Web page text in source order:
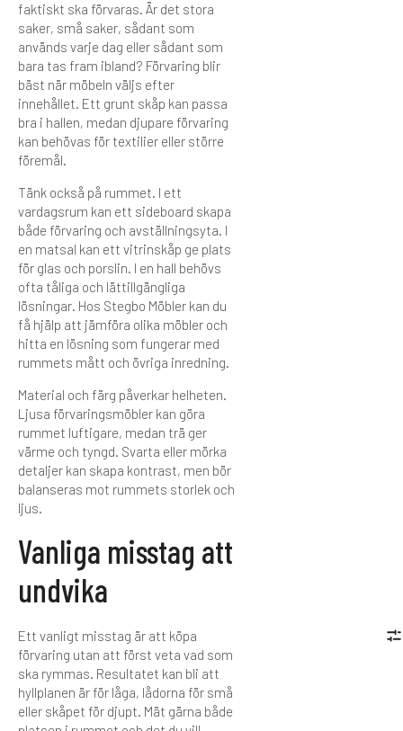
faktiskt ska förvaras. Är det stora
saker, små saker, sådant som
används varje dag eller sådant som
bara tas fram ibland? Förvaring blir
bäst när möbeln väljs efter
innehållet. Ett grunt skåp kan passa
bra i hallen, medan djupare förvaring
kan behövas för textilier eller större
föremål.
Tänk också på rummet. I ett
vardagsrum kan ett sideboard skapa
både förvaring och avställningsyta. I
en matsal kan ett vitrinskåp ge plats
för glas och porslin. I en hall behövs
ofta tåliga och lättillgängliga
lösningar. Hos Stegbo Möbler kan du
få hjälp att jämföra olika möbler och
hitta en lösning som fungerar med
rummets mått och övriga inredning.
Material och färg påverkar helheten.
Ljusa förvaringsmöbler kan göra
rummet luftigare, medan trä ger
värme och tyngd. Svarta eller mörka
detaljer kan skapa kontrast, men bör
balanseras mot rummets storlek och
ljus.
Vanliga misstag att
undvika
Ett vanligt misstag är att köpa
förvaring utan att först veta vad som
ska rymmas. Resultatet kan bli att
hyllplanen är för låga, lådorna för små
eller skåpet för djupt. Mät gärna både